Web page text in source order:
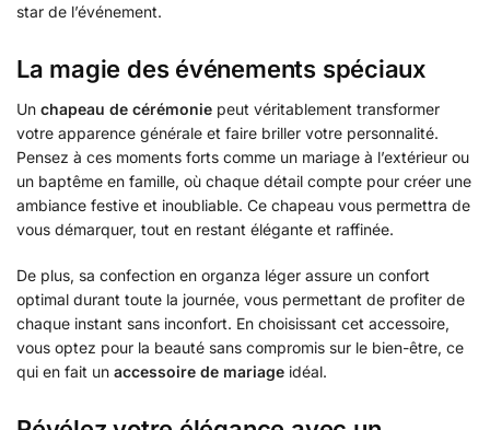
star de l’événement.
La magie des événements spéciaux
Un chapeau de cérémonie peut véritablement transformer
votre apparence générale et faire briller votre personnalité.
Pensez à ces moments forts comme un mariage à l’extérieur ou
un baptême en famille, où chaque détail compte pour créer une
ambiance festive et inoubliable. Ce chapeau vous permettra de
vous démarquer, tout en restant élégante et raffinée.
De plus, sa confection en organza léger assure un confort
optimal durant toute la journée, vous permettant de profiter de
chaque instant sans inconfort. En choisissant cet accessoire,
vous optez pour la beauté sans compromis sur le bien-être, ce
qui en fait un accessoire de mariage idéal.